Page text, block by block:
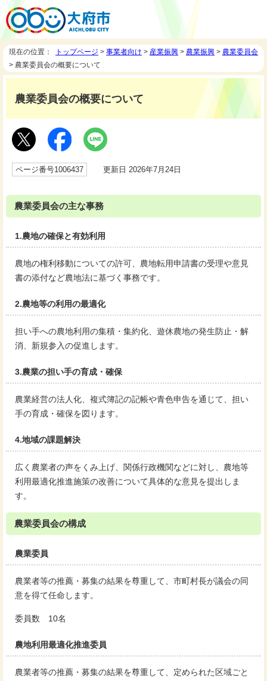
現在の位置： トップページ > 事業者向け > 産業振興 > 農業振興 > 農業委員会
> 農業委員会の概要について
農業委員会の概要について
ページ番号1006437 更新日 2026年7月24日
農業委員会の主な事務
1.農地の確保と有効利用
農地の権利移動についての許可、農地転用申請書の受理や意見
書の添付など農地法に基づく事務です。
2.農地等の利用の最適化
担い手への農地利用の集積・集約化、遊休農地の発生防止・解
消、新規参入の促進します。
3.農業の担い手の育成・確保
農業経営の法人化、複式簿記の記帳や青色申告を通じて、担い
手の育成・確保を図ります。
4.地域の課題解決
広く農業者の声をくみ上げ、関係行政機関などに対し、農地等
利用最適化推進施策の改善について具体的な意見を提出しま
す。
農業委員会の構成
農業委員
農業者等の推薦・募集の結果を尊重して、市町村長が議会の同
意を得て任命します。
委員数 10名
農地利用最適化推進委員
農業者等の推薦・募集の結果を尊重して、定められた区域ごと